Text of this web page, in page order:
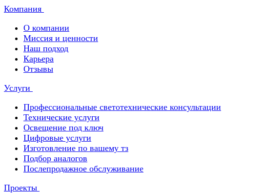
Компания
О компании
Миссия и ценности
Наш подход
Карьера
Отзывы
Услуги
Профессиональные светотехнические консультации
Технические услуги
Освещение под ключ
Цифровые услуги
Изготовление по вашему тз
Подбор аналогов
Послепродажное обслуживание
Проекты